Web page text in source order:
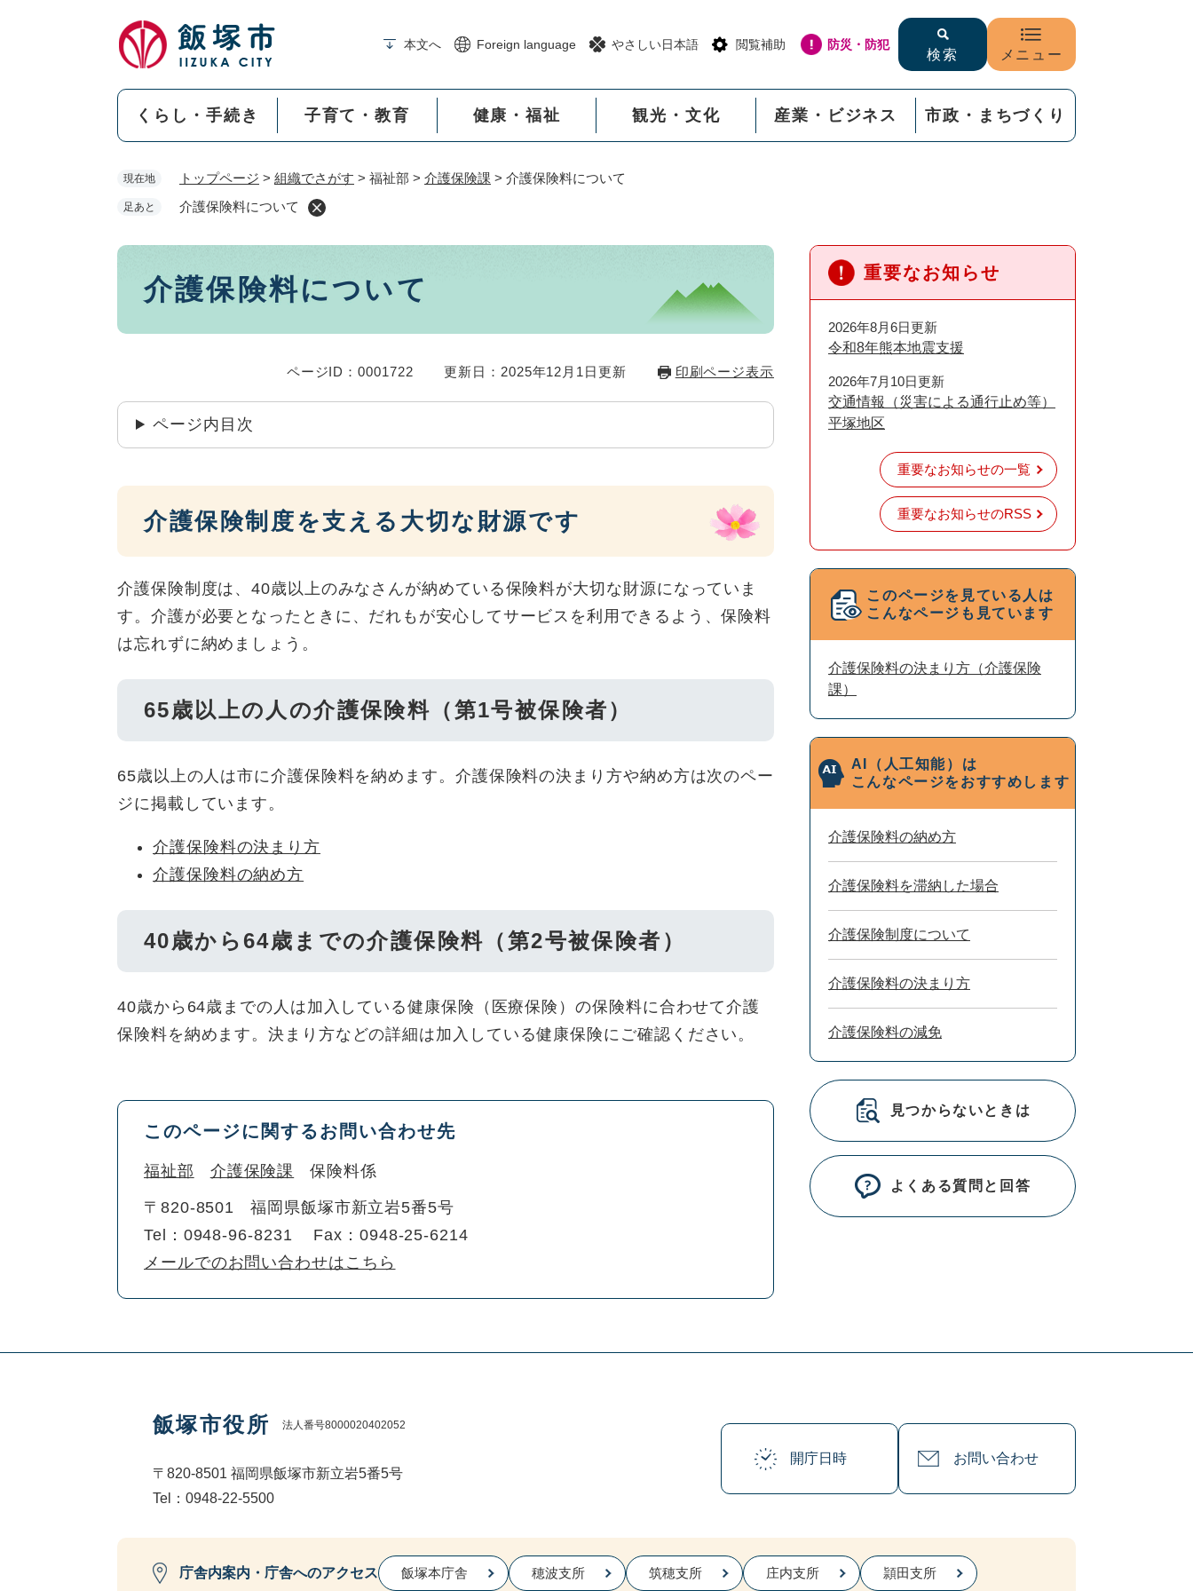
本文へ Foreign language やさしい日本語 閲覧補助 防災・防犯
検索 メニュー
くらし・手続き 子育て・教育 健康・福祉 観光・文化 産業・ビジネス 市政・まちづくり
現在地 トップページ > 組織でさがす > 福祉部 > 介護保険課 > 介護保険料について
足あと 介護保険料について
本
介護保険料について
ページID：0001722 更新日：2025年12月1日更新 印刷ページ表示
ページ内目次
介護保険制度を支える大切な財源です
介護保険制度は、40歳以上のみなさんが納めている保険料が大切な財源になっていま
す。介護が必要となったときに、だれもが安心してサービスを利用できるよう、保険料
は忘れずに納めましょう。
65歳以上の人の介護保険料（第1号被保険者）
65歳以上の人は市に介護保険料を納めます。介護保険料の決まり方や納め方は次のペー
ジに掲載しています。
介護保険料の決まり方
介護保険料の納め方
40歳から64歳までの介護保険料（第2号被保険者）
40歳から64歳までの人は加入している健康保険（医療保険）の保険料に合わせて介護
保険料を納めます。決まり方などの詳細は加入している健康保険にご確認ください。
このページに関するお問い合わせ先
福祉部 介護保険課 保険料係
〒820-8501
福岡県飯塚市新立岩5番5号
Tel：0948-96-8231
Fax：0948-25-6214
メールでのお問い合わせはこちら
重要なお知らせ
2026年8月6日更新
令和8年熊本地震支援
2026年7月10日更新
交通情報（災害による通行止め等）
平塚地区
重要なお知らせの一覧
重要なお知らせのRSS
このページを見ている人は
こんなページも見ています
介護保険料の決まり方（介護保険
課）
AI（人工知能）は
こんなページをおすすめします
介護保険料の納め方
介護保険料を滞納した場合
介護保険制度について
介護保険料の決まり方
介護保険料の減免
見つからないときは
よくある質問と回答
飯塚市役所 法人番号8000020402052
〒820-8501 福岡県飯塚市新立岩5番5号
Tel：0948-22-5500
開庁日時 お問い合わせ
庁舎内案内・庁舎へのアクセス 飯塚本庁舎 穂波支所 筑穂支所 庄内支所 頴田支所